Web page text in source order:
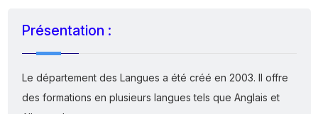
Présentation :
Le département des Langues a été créé en 2003. Il offre
des formations en plusieurs langues tels que Anglais et